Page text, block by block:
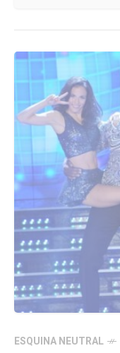
ESQUINA NEUTRAL